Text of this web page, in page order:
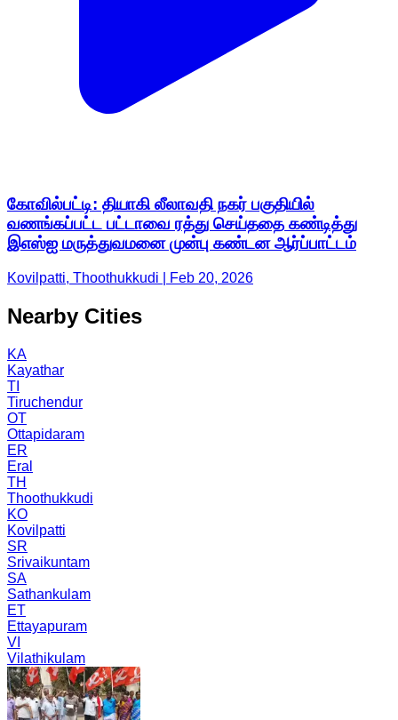
கோவில்பட்டி: தியாகி லீலாவதி நகர் பகுதியில்
வணங்கப்பட்ட பட்டாவை ரத்து செய்ததை கண்டித்து
இஎஸ்ஐ மருத்துவமனை முன்பு கண்டன ஆர்ப்பாட்டம்
Kovilpatti, Thoothukkudi | Feb 20, 2026
Nearby Cities
KA
Kayathar
TI
Tiruchendur
OT
Ottapidaram
ER
Eral
TH
Thoothukkudi
KO
Kovilpatti
SR
Srivaikuntam
SA
Sathankulam
ET
Ettayapuram
VI
Vilathikulam